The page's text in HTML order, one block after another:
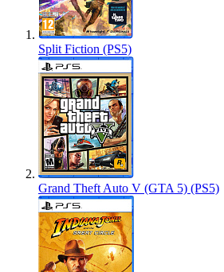
Split Fiction (PS5)
Grand Theft Auto V (GTA 5) (PS5)